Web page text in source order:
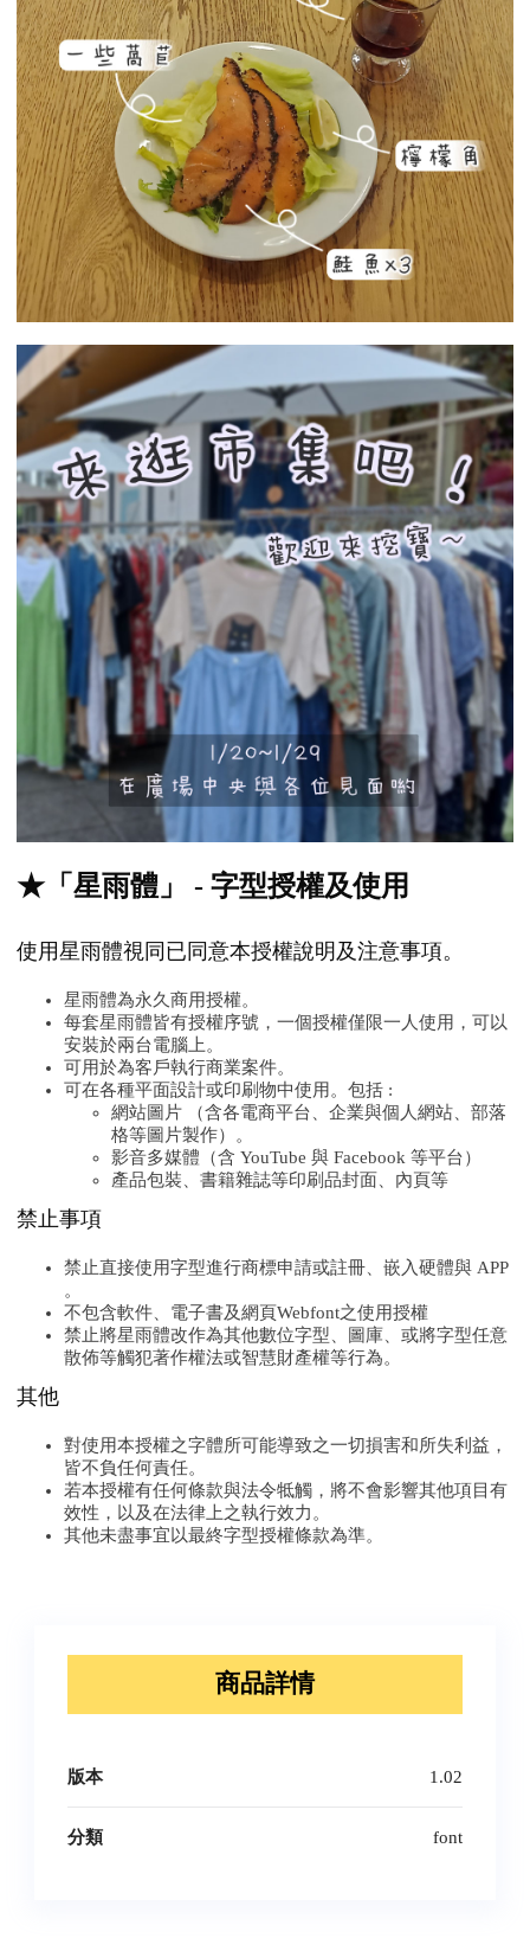
★「星雨體」 - 字型授權及使用
使用星雨體視同已同意本授權說明及注意事項。
星雨體為永久商用授權。
每套星雨體皆有授權序號，一個授權僅限一人使用，可以
安裝於兩台電腦上。
可用於為客戶執行商業案件。
可在各種平面設計或印刷物中使用。包括 :
網站圖片 （含各電商平台、企業與個人網站、部落
格等圖片製作）。
影音多媒體（含 YouTube 與 Facebook 等平台）
產品包裝、書籍雜誌等印刷品封面、內頁等
禁止事項
禁止直接使用字型進行商標申請或註冊、嵌入硬體與 APP
。
不包含軟件、電子書及網頁Webfont之使用授權
禁止將星雨體改作為其他數位字型、圖庫、或將字型任意
散佈等觸犯著作權法或智慧財產權等行為。
其他
對使用本授權之字體所可能導致之一切損害和所失利益，
皆不負任何責任。
若本授權有任何條款與法令牴觸，將不會影響其他項目有
效性，以及在法律上之執行效力。
其他未盡事宜以最終字型授權條款為準。
商品詳情
版本 1.02
分類 font